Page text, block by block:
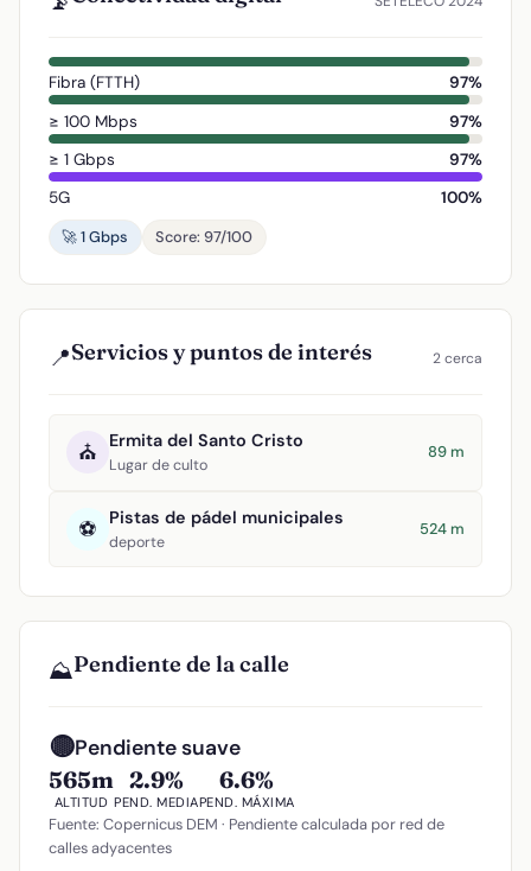
Fibra (FTTH)
97%
≥ 100 Mbps
97%
≥ 1 Gbps
97%
5G
100%
🚀 1 Gbps
Score: 97/100
📍Servicios y puntos de interés 2 cerca
⛪ Ermita del Santo Cristo
Lugar de culto
89 m
⚽ Pistas de pádel municipales
deporte
524 m
⛰️Pendiente de la calle
🟡Pendiente suave
565m
ALTITUD
2.9%
PEND. MEDIA
6.6%
PEND. MÁXIMA
Fuente: Copernicus DEM · Pendiente calculada por red de
calles adyacentes